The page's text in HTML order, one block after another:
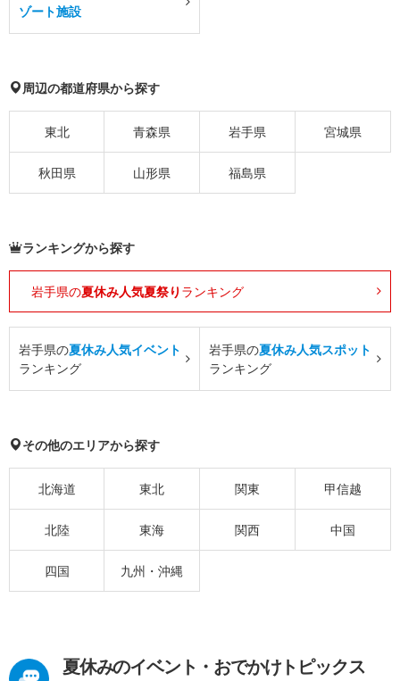
ゾート施設
周辺の都道府県から探す
東北 青森県 岩手県 宮城県
秋田県 山形県 福島県
ランキングから探す
岩手県の夏休み人気夏祭り ランキング
岩手県の夏休み人気イベント
ランキング
岩手県の夏休み人気スポット
ランキング
その他のエリアから探す
北海道 東北 関東 甲信越
北陸 東海 関西 中国
四国 九州・沖縄
夏休みのイベント・おでかけトピックス